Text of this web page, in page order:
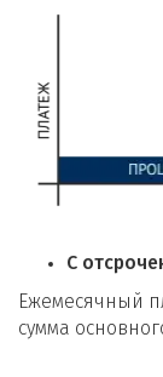
С
Ежемесячный
сумма